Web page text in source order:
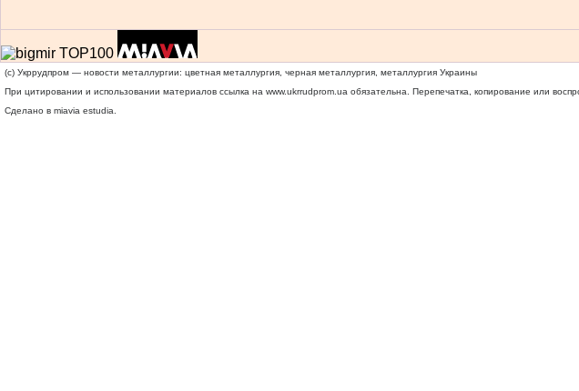
(c) Укррудпром — новости металлургии: цветная металлургия, черная металлургия, металлургия Украины
При цитировании и использовании материалов ссылка на www.ukrrudprom.ua обязательна. Перепечатка, копирование или
Сделано в miavia estudia.